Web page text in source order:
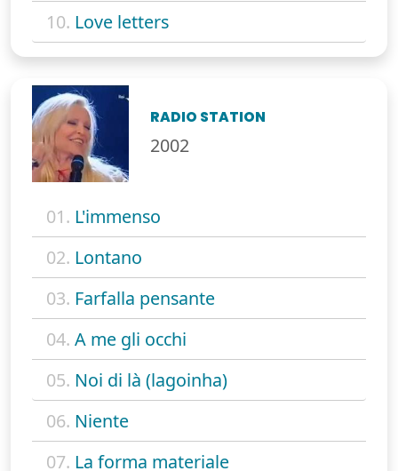
10. Love letters
RADIO STATION
2002
01. L'immenso
02. Lontano
03. Farfalla pensante
04. A me gli occhi
05. Noi di là (lagoinha)
06. Niente
07. La forma materiale